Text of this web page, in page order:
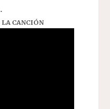
CANCIÓN